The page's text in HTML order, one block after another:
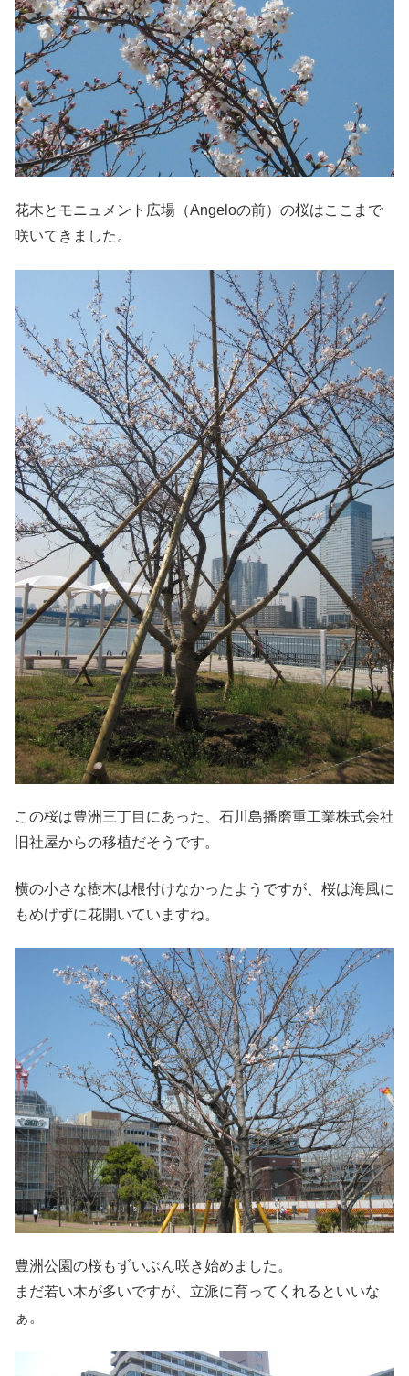
花木とモニュメント広場（Angeloの前）の桜はここまで
咲いてきました。
この桜は豊洲三丁目にあった、石川島播磨重工業株式会社
旧社屋からの移植だそうです。
横の小さな樹木は根付けなかったようですが、桜は海風に
もめげずに花開いていますね。
豊洲公園の桜もずいぶん咲き始めました。
まだ若い木が多いですが、立派に育ってくれるといいな
ぁ。